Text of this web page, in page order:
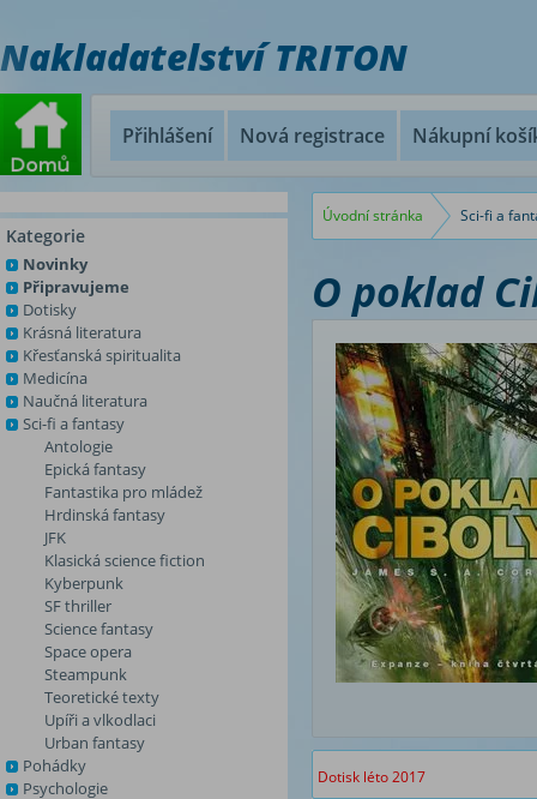
Nakladatelství TRITON
Přihlášení Nová registrace Nákupní
Kategorie
Novinky
Připravujeme
Dotisky
Krásná literatura
Křesťanská spiritualita
Medicína
Naučná literatura
Sci-fi a fantasy
Antologie
Epická fantasy
Fantastika pro mládež
Hrdinská fantasy
JFK
Klasická science fiction
Kyberpunk
SF thriller
Science fantasy
Space opera
Steampunk
Teoretické texty
Upíři a vlkodlaci
Urban fantasy
Pohádky
Psychologie
Úvodní stránka Sci-fi a
O poklad
Dotisk léto 2017